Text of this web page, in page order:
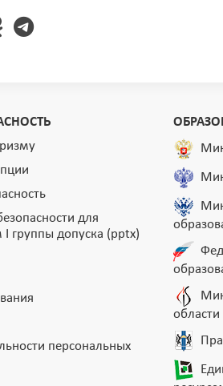
для
группы допуска (pptx)
персональных
области